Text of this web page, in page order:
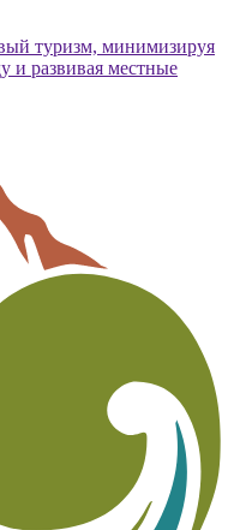
туризм, минимизируя
и развивая местные